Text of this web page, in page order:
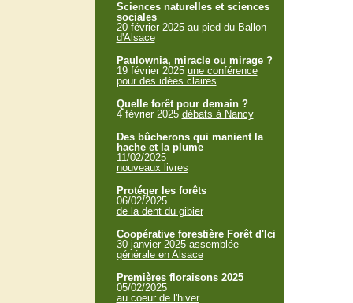
Sciences naturelles et sciences
sociales
20 février 2025 au pied du Ballon
d'Alsace
Paulownia, miracle ou mirage ?
19 février 2025 une conférence
pour des idées claires
Quelle forêt pour demain ?
4 février 2025 débats à Nancy
Des bûcherons qui manient la
hache et la plume
11/02/2025
nouveaux livres
Protéger les forêts
06/02/2025
de la dent du gibier
Coopérative forestière Forêt d'Ici
30 janvier 2025 assemblée
générale en Alsace
Premières floraisons 2025
05/02/2025
au coeur de l'hiver